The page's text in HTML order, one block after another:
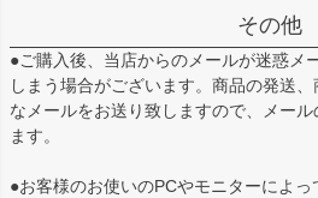
その他
●ご購入後、当店からのメールが迷惑メ
しまう場合がございます。商品の発送
なメールをお送り致しますので、メー
ます。
●お客様のお使いのPCやモニターによ